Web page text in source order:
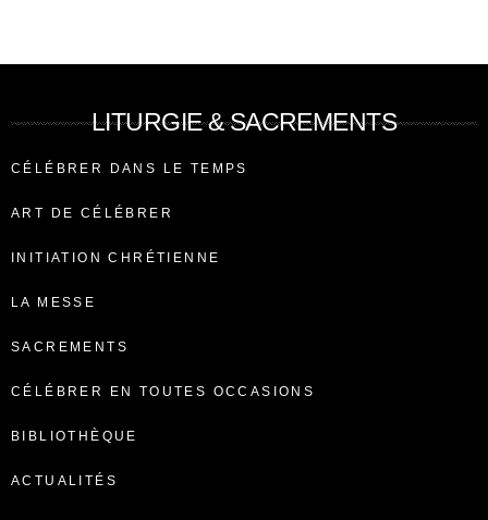
LITURGIE & SACREMENTS
CÉLÉBRER DANS LE TEMPS
ART DE CÉLÉBRER
INITIATION CHRÉTIENNE
LA MESSE
SACREMENTS
CÉLÉBRER EN TOUTES OCCASIONS
BIBLIOTHÈQUE
ACTUALITÉS